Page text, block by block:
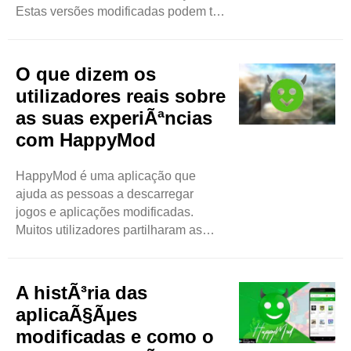
Estas versões modificadas podem ter
Este blog irá explicar como utilizar o
HappyMod no seu computador de
uma forma simples. O que é o Happy
Mod? A HappyMod é uma loja de
aplicações. Mas é diferente das lojas
O que dizem os
utilizadores reais sobre
as suas experiÃªncias
com HappyMod
HappyMod é uma aplicação que
ajuda as pessoas a descarregar
jogos e aplicações modificadas.
Muitos utilizadores partilharam as
sobre as suas experiências. Fácil de
usar Uma coisa que muitos
utilizadores gostam é a facilidade de
utilização do HappyMod. Os
A histÃ³ria das
aplicaÃ§Ãµes
modificadas e como o